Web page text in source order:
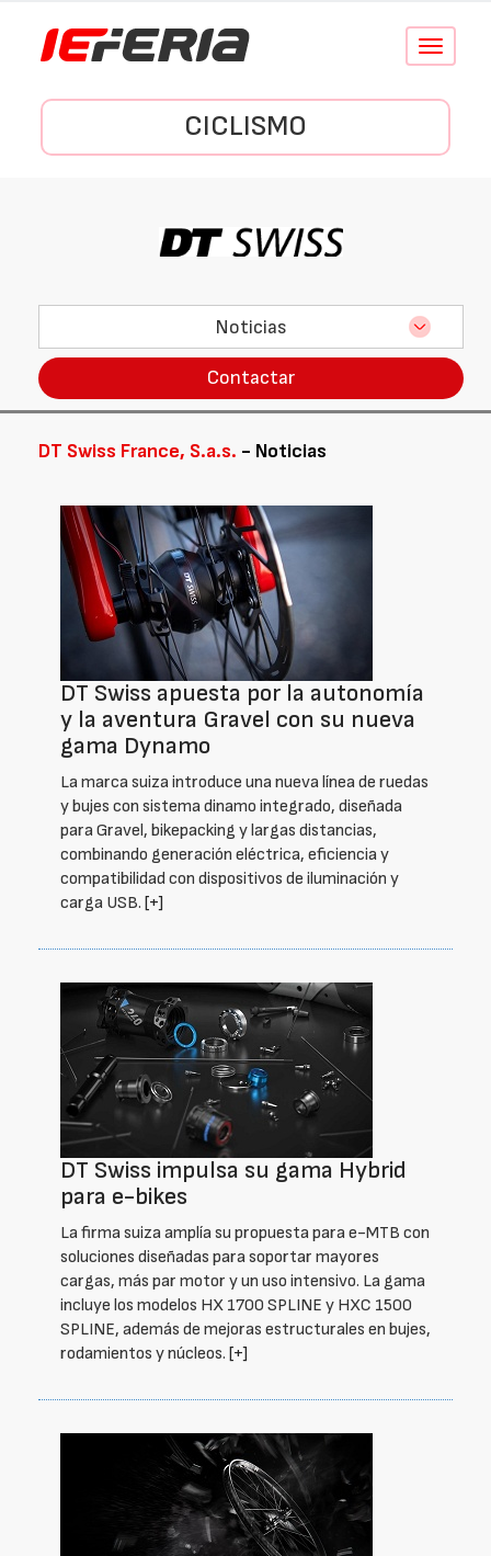
Conmutar
CICLISMO
Noticias
Contactar
DT Swiss France, S.a.s. - Noticias
DT Swiss apuesta por la autonomía
y la aventura Gravel con su nueva
gama Dynamo
La marca suiza introduce una nueva línea de ruedas
y bujes con sistema dinamo integrado, diseñada
para Gravel, bikepacking y largas distancias,
combinando generación eléctrica, eficiencia y
compatibilidad con dispositivos de iluminación y
carga USB. [+]
DT Swiss impulsa su gama Hybrid
para e-bikes
La firma suiza amplía su propuesta para e-MTB con
soluciones diseñadas para soportar mayores
cargas, más par motor y un uso intensivo. La gama
incluye los modelos HX 1700 SPLINE y HXC 1500
SPLINE, además de mejoras estructurales en bujes,
rodamientos y núcleos. [+]